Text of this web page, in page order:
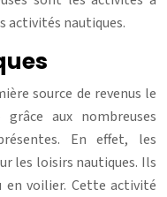
activités nautiques.
source de revenus le
aux nombreuses
En effet, les
les loisirs nautiques. Ils
voilier. Cette activité